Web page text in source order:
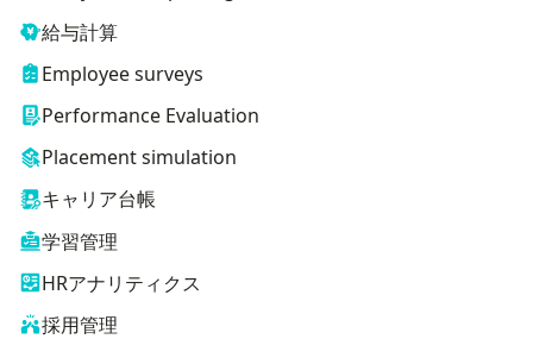
給与計算
Employee surveys
Performance Evaluation
Placement simulation
キャリア台帳
学習管理
HRアナリティクス
採用管理